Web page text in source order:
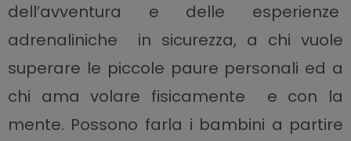
dell’avventura e delle esperienze
adrenaliniche in sicurezza, a chi vuole
superare le piccole paure personali ed a
chi ama volare fisicamente e con la
mente. Possono farla i bambini a partire